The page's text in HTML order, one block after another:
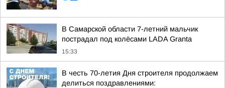
В Самарской области 7-летний мальчик
пострадал под колёсами LADA Granta
15:33
В честь 70-летия Дня строителя продолжаем
делиться поздравлениями: